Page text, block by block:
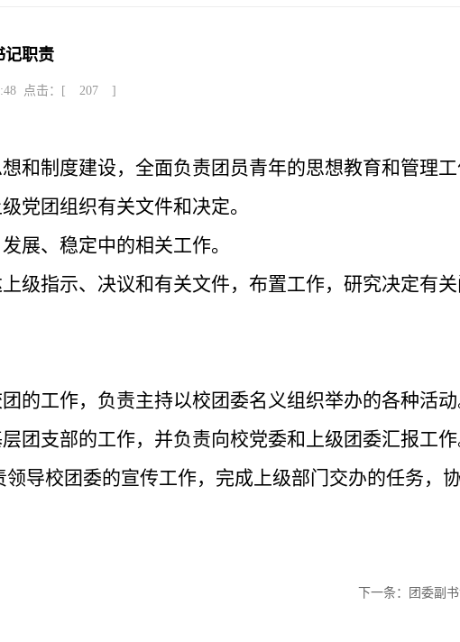
记职责
点击：[ 207 ]
和制度建设，全面负责团员青年的思想教育和管理
党团组织有关文件和决定。
展、稳定中的相关工作。
级指示、决议和有关文件，布置工作，研究决定有
的工作，负责主持以校团委名义组织举办的各种活
团支部的工作，并负责向校党委和上级团委汇报工
导校团委的宣传工作，完成上级部门交办的任务，
下一条： 团委副